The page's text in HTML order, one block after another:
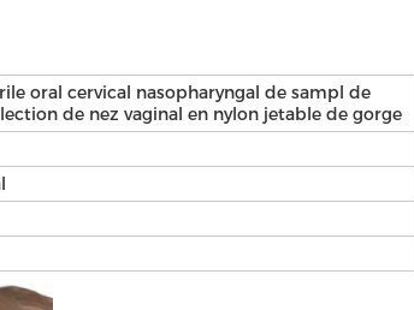
oral cervical nasopharyngal de sampl de
de nez vaginal en nylon jetable de gorge